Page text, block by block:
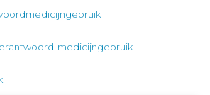
medicijngebruik